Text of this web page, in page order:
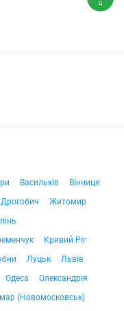
Васильків
Вінниця
Дрогобич
Житомир
Кривий Ріг
Луцьк
Львів
Одеса
Олександрія
(Новомосковськ)